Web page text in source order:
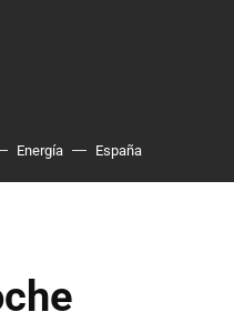
Energía España